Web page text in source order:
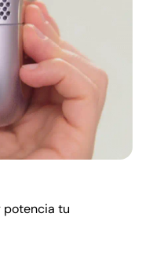
potencia tu